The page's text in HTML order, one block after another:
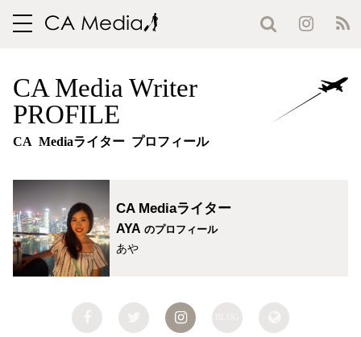
toggle
CA Media Writer
PROFILE
CA Mediaライター プロフィール
CA Mediaライター
AYA のプロフィール
あや